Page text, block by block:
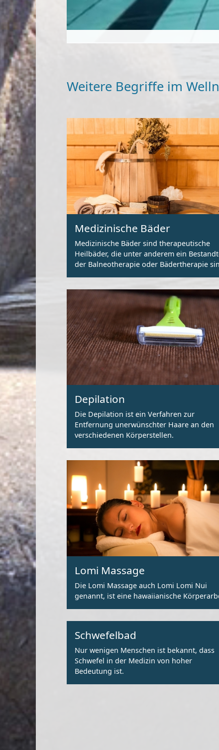
Weitere Begriffe im
Medizinische Bäder
Medizinische Bäder sind therapeutische
Heilbäder, die unter anderem ein
der Balneotherapie oder Bädertherapie
Depilation
Die Depilation ist ein Verfahren zur
Entfernung unerwünschter Haare an den
verschiedenen Körperstellen.
Lomi Massage
Die Lomi Massage auch Lomi Lomi Nui
genannt, ist eine hawaiianische
Schwefelbad
Nur wenigen Menschen ist bekannt, dass
Schwefel in der Medizin von hoher
Bedeutung ist.